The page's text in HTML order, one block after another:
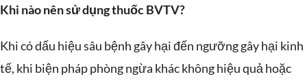
Khi nào nên sử dụng thuốc BVTV?
Khi có dấu hiệu sâu bệnh gây hại đến ngưỡng gây hại kinh
tế, khi biện pháp phòng ngừa khác không hiệu quả hoặc